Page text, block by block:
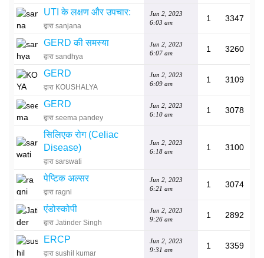
UTI के लक्षण और उपचार:
द्वारा sanjana
Jun 2, 2023
6:03 am
1 3347
GERD की समस्या
द्वारा sandhya
Jun 2, 2023
6:07 am
1 3260
GERD
द्वारा KOUSHALYA
Jun 2, 2023
6:09 am
1 3109
GERD
द्वारा seema pandey
Jun 2, 2023
6:10 am
1 3078
सिलिएक रोग (Celiac
Disease)
द्वारा sarswati
Jun 2, 2023
6:18 am
1 3100
पेप्टिक अल्सर
द्वारा ragni
Jun 2, 2023
6:21 am
1 3074
एंडोस्कोपी
द्वारा Jatinder Singh
Jun 2, 2023
9:26 am
1 2892
ERCP
द्वारा sushil kumar
Jun 2, 2023
9:31 am
1 3359